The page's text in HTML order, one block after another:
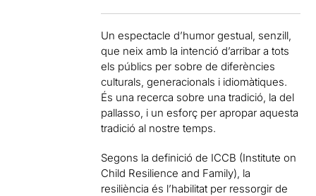
Un espectacle d’humor gestual, senzill,
que neix amb la intenció d’arribar a tots
els públics per sobre de diferències
culturals, generacionals i idiomàtiques.
És una recerca sobre una tradició, la del
pallasso, i un esforç per apropar aquesta
tradició al nostre temps.
Segons la definició de ICCB (Institute on
Child Resilience and Family), la
resiliència és l’habilitat per ressorgir de